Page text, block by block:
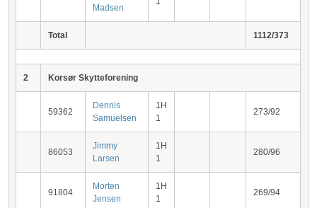
Madsen
Total 1112/373
2 Korsør Skytteforening
59362
Dennis
Samuelsen
1H
1
273/92
86053
Jimmy
Larsen
1H
1
280/96
91804
Morten
Jensen
1H
1
269/94